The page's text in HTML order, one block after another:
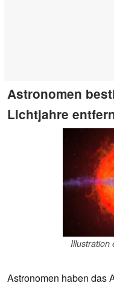
Astronomen
Lichtjahre
Illustration
Astronomen haben das